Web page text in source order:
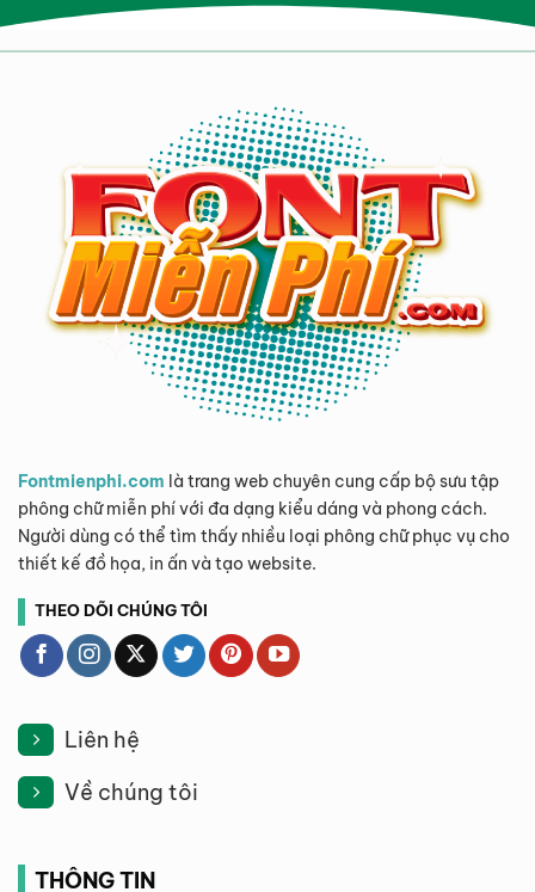
Fontmienphi.com là trang web chuyên cung cấp bộ sưu tập
phông chữ miễn phí với đa dạng kiểu dáng và phong cách.
Người dùng có thể tìm thấy nhiều loại phông chữ phục vụ cho
thiết kế đồ họa, in ấn và tạo website.
THEO DÕI CHÚNG TÔI
Liên hệ
Về chúng tôi
THÔNG TIN